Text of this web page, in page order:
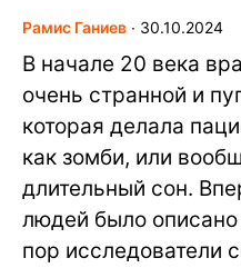
Рамис Ганиев ∙ 30.10.2024
В начале 20 века
очень странной и
которая делала
как зомби, или
длительный сон.
людей было описано
пор исследователи